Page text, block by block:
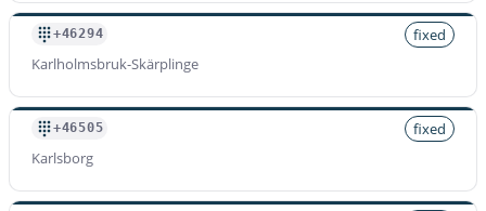
+46294
fixed
Karlholmsbruk-Skärplinge
+46505
fixed
Karlsborg